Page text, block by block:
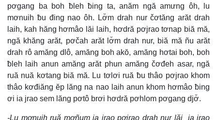
pơgang ba boh ƀleh ƀing ta, anăm ngă amưng ôh, lu
mơnuih ƀu đing nao ôh. Lơ̆m drah nur čơtăng arăt drah
laih, kah hăng hơmâo lăi laih, hơdră pơjrao tơnap biă mă,
ngă khăng arăt, pơčah arăt lơ̆m drah nur, biă mă ñu arăt
drah rô amăng dlô, amăng boh akŏ, amăng hơtai boh, boh
ƀleh laih anun amăng arăt phun amăng čơđeh asar, ngă
ruă nuă kơtang biă mă. Lu tơlơi ruă ƀu thâo pơjrao khom
thâo kơđiăng ĕp lăng na nao laih anun khom hơmâo ƀing
ơi ia jrao sem lăng pơtô brơi hơdră pơhlom pơgang djơ̆.
-Lu mơnuih ruă mơñum ia jrao pơjrao drah nur lăi ia jrao